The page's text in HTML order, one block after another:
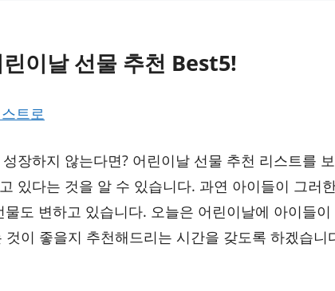
이날 선물 추천 Best5!
트로
장하지 않는다면? 어린이날 선물 추천 리스트를
있다는 것을 알 수 있습니다. 과연 아이들이 그러
도 변하고 있습니다. 오늘은 어린이날에 아이들이
이 좋을지 추천해드리는 시간을 갖도록 하겠습니